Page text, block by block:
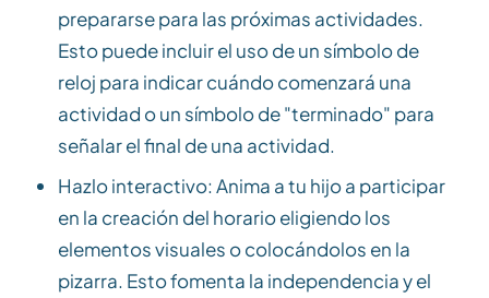
prepararse para las próximas actividades.
Esto puede incluir el uso de un símbolo de
reloj para indicar cuándo comenzará una
actividad o un símbolo de "terminado" para
señalar el final de una actividad.
Hazlo interactivo: Anima a tu hijo a participar
en la creación del horario eligiendo los
elementos visuales o colocándolos en la
pizarra. Esto fomenta la independencia y el